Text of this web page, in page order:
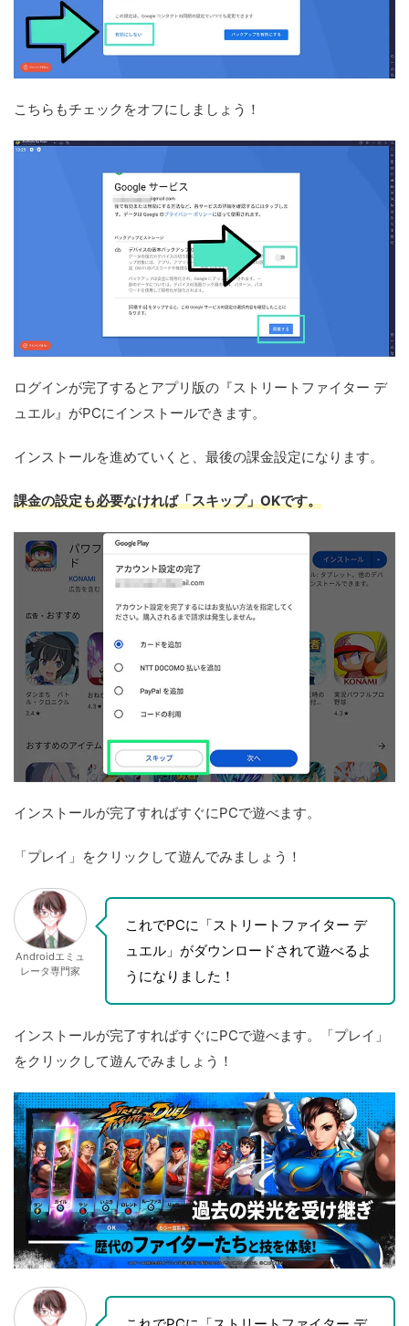
こちらもチェックをオフにしましょう！
ログインが完了するとアプリ版の『ストリートファイター デ
ュエル』がPCにインストールできます。
インストールを進めていくと、最後の課金設定になります。
課金の設定も必要なければ「スキップ」OKです。
インストールが完了すればすぐにPCで遊べます。
「プレイ」をクリックして遊んでみましょう！
Androidエミュ
レータ専門家
これでPCに「ストリートファイター デ
ュエル」がダウンロードされて遊べるよ
うになりました！
インストールが完了すればすぐにPCで遊べます。「プレイ」
をクリックして遊んでみましょう！